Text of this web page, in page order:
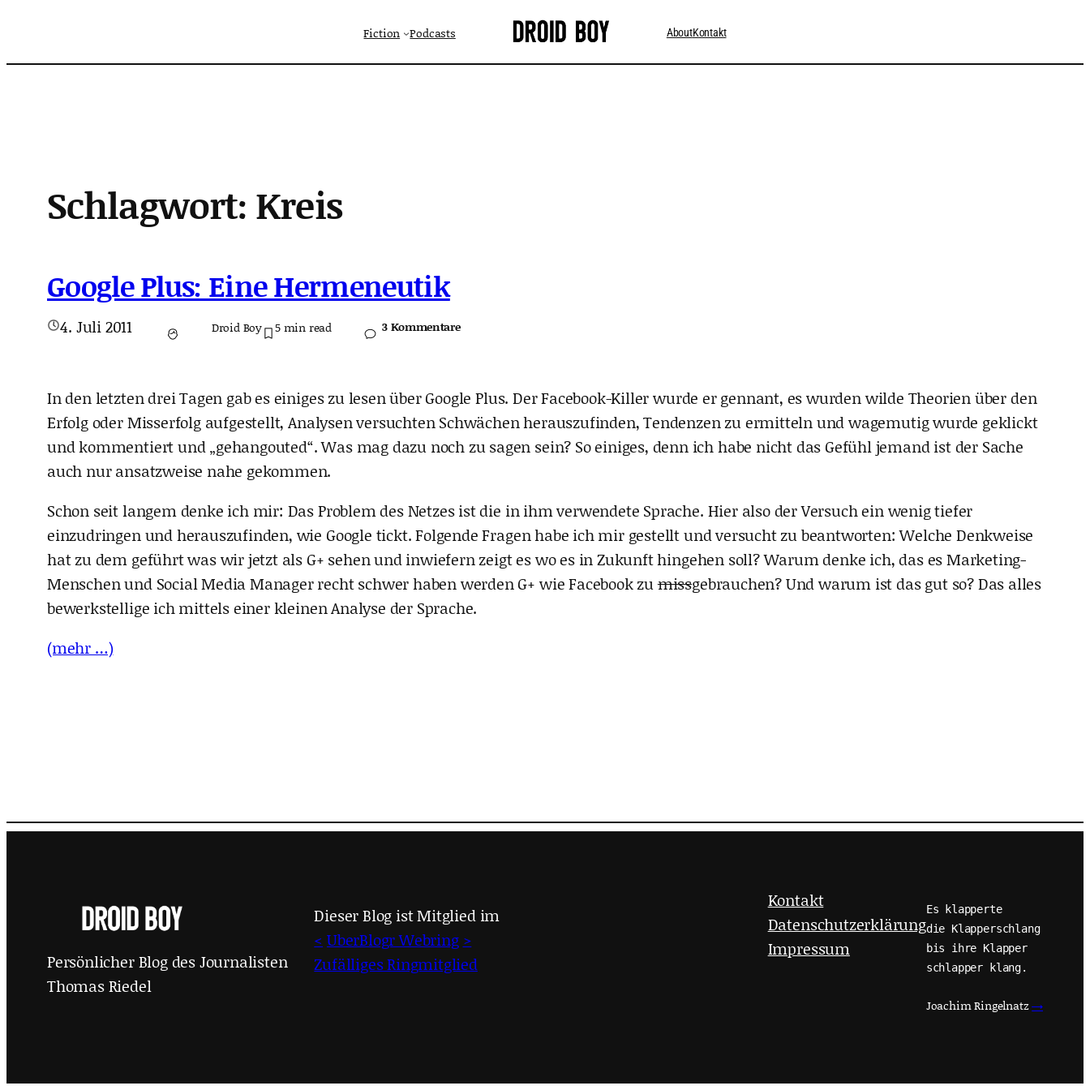
springen
Fiction Podcasts AboutKontakt
Schlagwort: Kreis
Google Plus: Eine Hermeneutik
4. Juli 2011 Droid Boy 5 min read 3 Kommentare
In den letzten drei Tagen gab es einiges zu lesen über Google Plus. Der Facebook-Killer wurde er gennant, es wurden wilde Theorien über den
Erfolg oder Misserfolg aufgestellt, Analysen versuchten Schwächen herauszufinden, Tendenzen zu ermitteln und wagemutig wurde geklickt
und kommentiert und „gehangouted“. Was mag dazu noch zu sagen sein? So einiges, denn ich habe nicht das Gefühl jemand ist der Sache
auch nur ansatzweise nahe gekommen.
Schon seit langem denke ich mir: Das Problem des Netzes ist die in ihm verwendete Sprache. Hier also der Versuch ein wenig tiefer
einzudringen und herauszufinden, wie Google tickt. Folgende Fragen habe ich mir gestellt und versucht zu beantworten: Welche Denkweise
hat zu dem geführt was wir jetzt als G+ sehen und inwiefern zeigt es wo es in Zukunft hingehen soll? Warum denke ich, das es Marketing-
Menschen und Social Media Manager recht schwer haben werden G+ wie Facebook zumissgebrauchen? Und warum ist das gut so? Das alles
bewerkstellige ich mittels einer kleinen Analyse der Sprache.
(mehr …)
Persönlicher Blog des Journalisten
Thomas Riedel
Dieser Blog ist Mitglied im
< UberBlogr Webring >
Zufälliges Ringmitglied
Kontakt
Datenschutzerklärung
Impressum
Es klapperte
die Klapperschlang
bis ihre Klapper
schlapper klang.
Joachim Ringelnatz→